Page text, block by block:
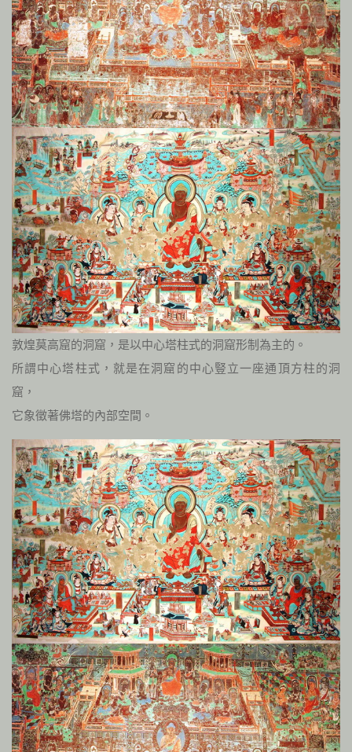
敦煌莫高窟的洞窟，是以中心塔柱式的洞窟形制為主的。
所謂中心塔柱式，就是在洞窟的中心豎立一座通頂方柱的洞
窟，
它象徵著佛塔的內部空間。